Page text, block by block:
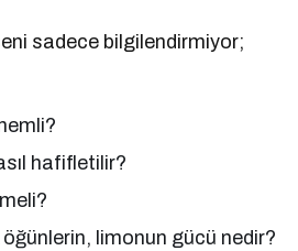
sadece bilgilendirmiyor;
hafifletilir?
limonun gücü nedir?